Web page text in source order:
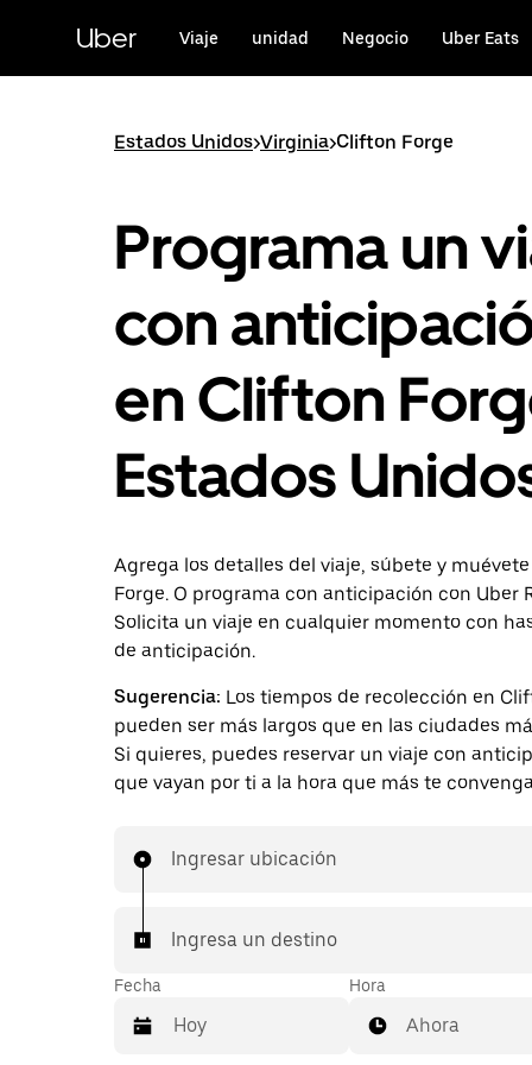
contenido
principal
Uber Viaje unidad Negocio Uber Eats
Estados Unidos>Virginia>Clifton Forge
Programa un
con
en Clifton
Estados
Agrega los detalles del viaje, súbete y
Forge. O programa con anticipación con Uber
Solicita un viaje en cualquier momento con
de anticipación.
Sugerencia: Los tiempos de recolección en
pueden ser más largos que en las ciudades
Si quieres, puedes reservar un viaje con
que vayan por ti a la hora que más te
Ingresar ubicación
Ingresa un destino
Fecha Hora
Ahora